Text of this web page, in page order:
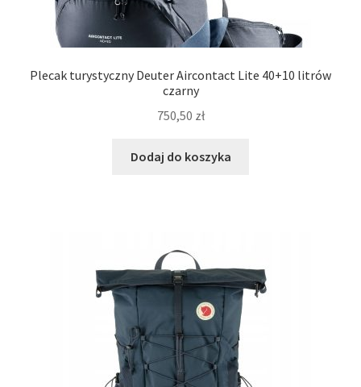
Plecak turystyczny Deuter Aircontact Lite 40+10 litrów
czarny
750,50 zł
Dodaj do koszyka